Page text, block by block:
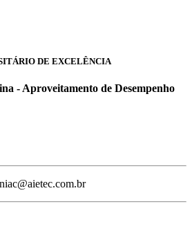
DE EXCELÊNCIA
- Aproveitamento de Desempenho